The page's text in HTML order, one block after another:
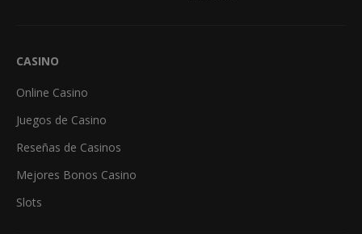
CASINO
Online Casino
Juegos de Casino
Reseñas de Casinos
Mejores Bonos Casino
Slots